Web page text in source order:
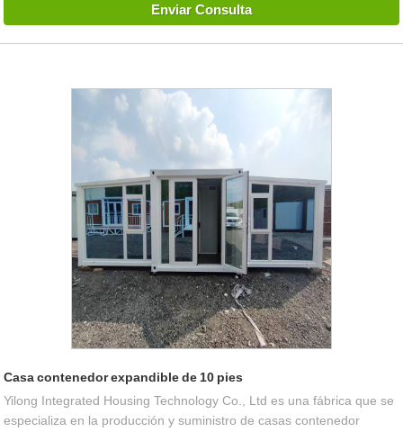
Enviar Consulta
Casa contenedor expandible de 10 pies
Yilong Integrated Housing Technology Co., Ltd es una fábrica que se
especializa en la producción y suministro de casas contenedor